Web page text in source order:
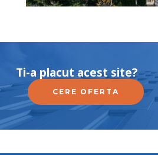
Ti-a placut acest site?
CERE OFERTA